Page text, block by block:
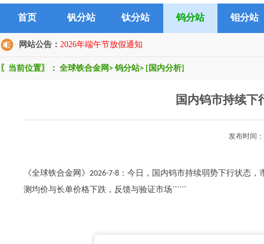
首页 钒分站 钛分站 钨分站 钼分站
网站公告： 2026年端午节放假通知
〖当前位置〗： 全球铁合金网 > 钨分站> [国内分析]
国内钨市持续下
发布时间
《全球铁合金网》2026-7-8：今日，国内钨市持续弱势下行状态
测均价与长单价格下跌，反馈与验证市场``````